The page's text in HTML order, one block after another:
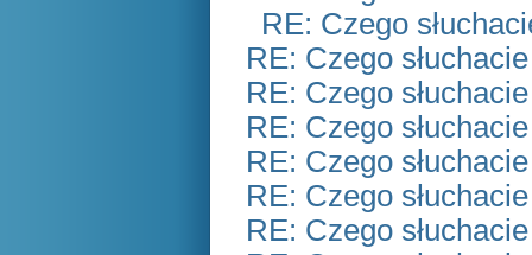
RE: Czego
RE: Czego
RE: Czego
RE: Czego
RE: Czego
RE: Czego
RE: Czego